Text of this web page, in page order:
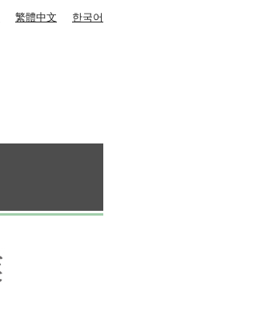
繁體中文 한국어